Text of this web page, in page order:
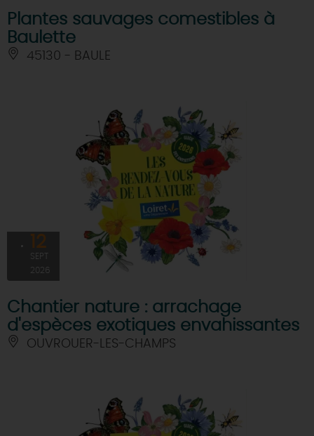
Plantes sauvages comestibles à
Baulette
45130 - BAULE
12
SEPT
2026
Chantier nature : arrachage
d'espèces exotiques envahissantes
OUVROUER-LES-CHAMPS